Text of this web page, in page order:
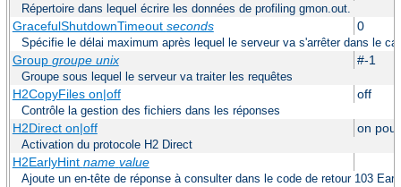
Répertoire dans lequel écrire les données de profiling gmon.out.
GracefulShutdownTimeout seconds 0
Spécifie le délai maximum après lequel le serveur va s'arrêter dans le
Group groupe unix #-1
Groupe sous lequel le serveur va traiter les requêtes
H2CopyFiles on|off off
Contrôle la gestion des fichiers dans les réponses
H2Direct on|off on
Activation du protocole H2 Direct
H2EarlyHint name value
Ajoute un en-tête de réponse à consulter dans le code de retour 103